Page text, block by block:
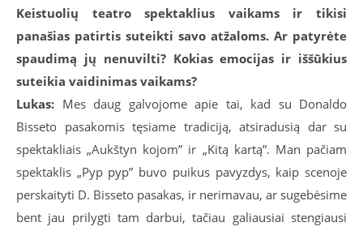
Keistuolių teatro spektaklius vaikams ir tikisi
panašias patirtis suteikti savo atžaloms. Ar patyrėte
spaudimą jų nenuvilti? Kokias emocijas ir iššūkius
suteikia vaidinimas vaikams?
Lukas: Mes daug galvojome apie tai, kad su Donaldo
Bisseto pasakomis tęsiame tradiciją, atsiradusią dar su
spektakliais „Aukštyn kojom” ir „Kitą kartą”. Man pačiam
spektaklis „Pyp pyp” buvo puikus pavyzdys, kaip scenoje
perskaityti D. Bisseto pasakas, ir nerimavau, ar sugebėsime
bent jau prilygti tam darbui, tačiau galiausiai stengiausi